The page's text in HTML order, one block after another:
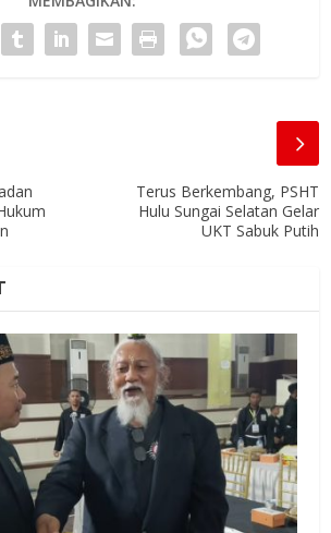
Terus Berkembang, PSHT
Hulu Sungai Selatan Gelar
UKT Sabuk Putih